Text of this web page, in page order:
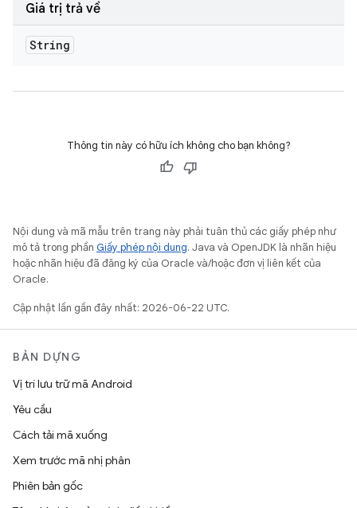
Giá trị trả về
String
Thông tin này có hữu ích không cho bạn không?
Nội dung và mã mẫu trên trang này phải tuân thủ các giấy phép như
mô tả trong phần Giấy phép nội dung. Java và OpenJDK là nhãn hiệu
hoặc nhãn hiệu đã đăng ký của Oracle và/hoặc đơn vị liên kết của
Oracle.
Cập nhật lần gần đây nhất: 2026-06-22 UTC.
BẢN DỰNG
Vị trí lưu trữ mã Android
Yêu cầu
Cách tải mã xuống
Xem trước mã nhị phân
Phiên bản gốc